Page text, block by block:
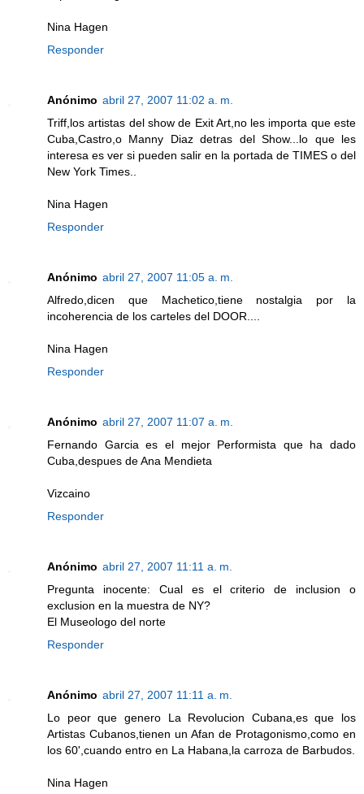
Nina Hagen
Responder
Anónimo abril 27, 2007 11:02 a. m.
Triff,los artistas del show de Exit Art,no les importa que este
Cuba,Castro,o Manny Diaz detras del Show...lo que les
interesa es ver si pueden salir en la portada de TIMES o del
New York Times..
Nina Hagen
Responder
Anónimo abril 27, 2007 11:05 a. m.
Alfredo,dicen que Machetico,tiene nostalgia por la
incoherencia de los carteles del DOOR....
Nina Hagen
Responder
Anónimo abril 27, 2007 11:07 a. m.
Fernando Garcia es el mejor Performista que ha dado
Cuba,despues de Ana Mendieta
Vizcaino
Responder
Anónimo abril 27, 2007 11:11 a. m.
Pregunta inocente: Cual es el criterio de inclusion o
exclusion en la muestra de NY?
El Museologo del norte
Responder
Anónimo abril 27, 2007 11:11 a. m.
Lo peor que genero La Revolucion Cubana,es que los
Artistas Cubanos,tienen un Afan de Protagonismo,como en
los 60',cuando entro en La Habana,la carroza de Barbudos.
Nina Hagen